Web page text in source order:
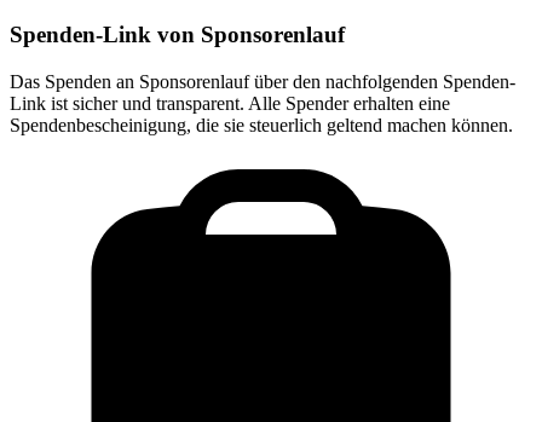
Spenden-Link von Sponsorenlauf
Das Spenden an Sponsorenlaufüber den nachfolgenden Spenden-
Link ist sicher und transparent. Alle Spender erhalten eine
Spendenbescheinigung, die sie steuerlich geltend machen können.